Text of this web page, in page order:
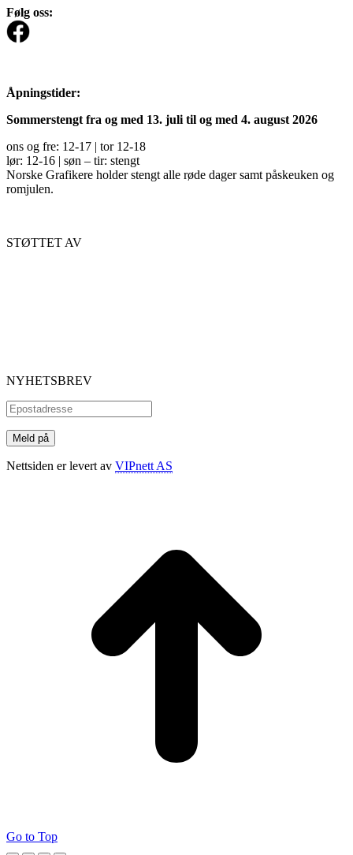
Følg oss:
Åpningstider:
Sommerstengt fra og med 13. juli til og med 4. august 2026
ons og fre: 12-17 | tor 12-18
lør: 12-16 | søn – tir: stengt
Norske Grafikere holder stengt alle røde dager samt påskeuken og
romjulen.
STØTTET AV
NYHETSBREV
Nettsiden er levert av VIPnett AS
Go to Top